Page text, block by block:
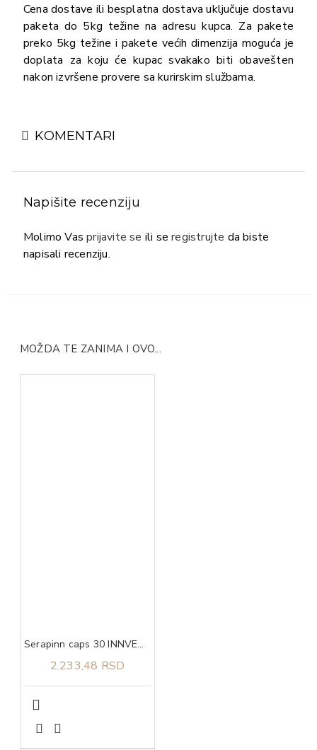
Cena dostave ili besplatna dostava uključuje dostavu
paketa do 5kg težine na adresu kupca. Za pakete
preko 5kg težine i pakete većih dimenzija moguća je
doplata za koju će kupac svakako biti obavešten
nakon izvršene provere sa kurirskim službama.
KOMENTARI
Napišite recenziju
Molimo Vasprijavite se ili seregistrujte da biste
napisali recenziju.
MOŽDA TE ZANIMA I OVO...
Serapinn caps 30 INNVENTA
2.233,48 RSD